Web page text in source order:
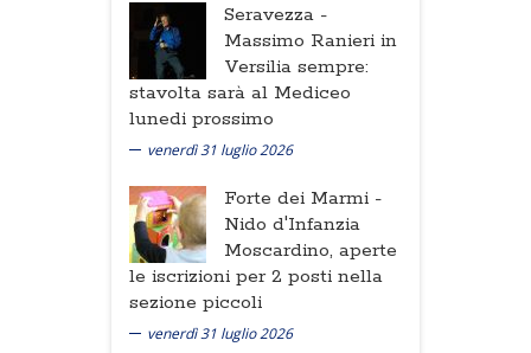
Seravezza -
Massimo Ranieri in
Versilia sempre:
stavolta sarà al Mediceo
lunedi prossimo
venerdì 31 luglio 2026
Forte dei Marmi -
Nido d'Infanzia
Moscardino, aperte
le iscrizioni per 2 posti nella
sezione piccoli
venerdì 31 luglio 2026